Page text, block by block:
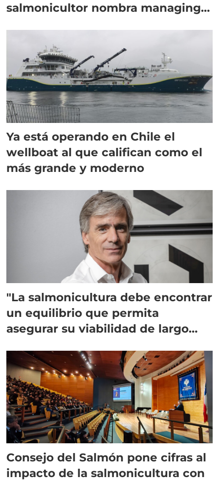
salmonicultor nombra managing
Ya está operando en Chile el
wellboat al que califican como el
más grande y moderno
"La salmonicultura debe encontrar
un equilibrio que permita
asegurar su viabilidad de largo
Consejo del Salmón pone cifras al
impacto de la salmonicultura con